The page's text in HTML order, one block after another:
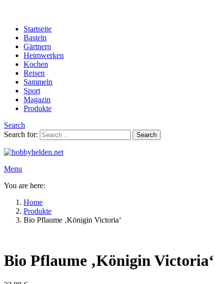
Startseite
Basteln
Gärtnern
Heimwerken
Kochen
Reisen
Sammeln
Sport
Magazin
Produkte
Search
Search for:
Search
Menu
You are here:
Home
Produkte
Bio Pflaume ‚Königin Victoria‘
Bio Pflaume ‚Königin Victoria‘